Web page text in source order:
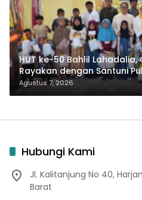
HUT ke-50 Bahlil
Rayakan dengan Santuni
Agustus 7, 2026
Hubungi Kami
Jl. Kalitanjung No 40,
Barat